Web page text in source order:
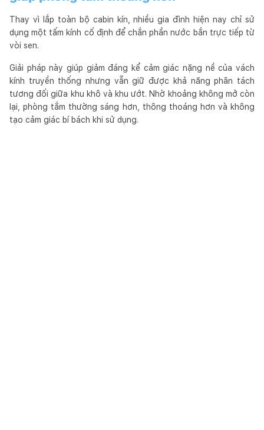
Thay vì lắp toàn bộ cabin kín, nhiều gia đình hiện nay chỉ sử
dụng một tấm kính cố định để chắn phần nước bắn trực tiếp từ
vòi sen.
Giải pháp này giúp giảm đáng kể cảm giác nặng nề của vách
kính truyền thống nhưng vẫn giữ được khả năng phân tách
tương đối giữa khu khô và khu ướt. Nhờ khoảng không mở còn
lại, phòng tắm thường sáng hơn, thông thoáng hơn và không
tạo cảm giác bí bách khi sử dụng.